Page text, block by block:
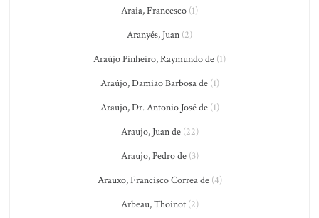
Araia, Francesco (1)
Aranyés, Juan (2)
Araújo Pinheiro, Raymundo de (1)
Araújo, Damião Barbosa de(1)
Araujo, Dr. Antonio José de(1)
Araujo, Juan de(22)
Araujo, Pedro de(3)
Arauxo, Francisco Correa de(4)
Arbeau, Thoinot(2)